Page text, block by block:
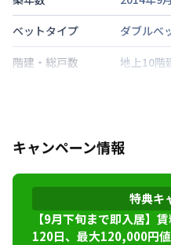
ベットタイプ
ダブルベ
階建・総戸数
地上10階
禁煙・喫煙
禁煙
東海道本
神戸新交
神戸市西
キャンペーン情報
特典キ
【9月下旬まで即入居】
120日、最大120,000円